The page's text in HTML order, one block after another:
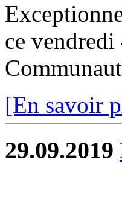
ce
[En savoir
29.09.2019